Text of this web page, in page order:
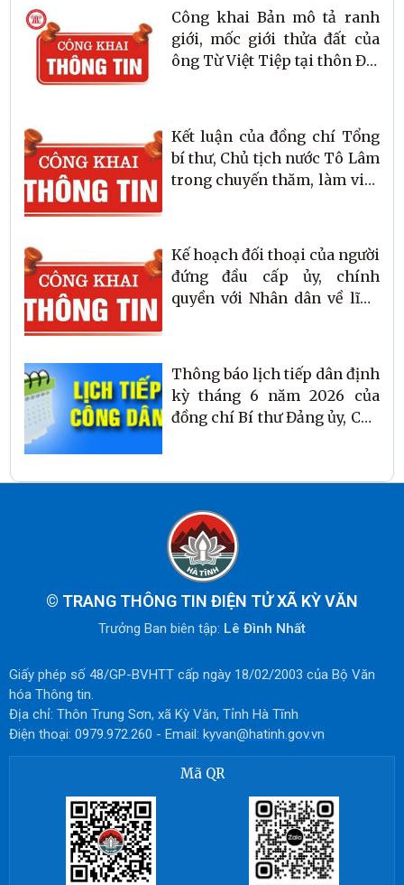
Công khai Bản mô tả ranh
giới, mốc giới thửa đất của
ông Từ Việt Tiệp tại thôn Đại
Kết luận của đồng chí Tổng
bí thư, Chủ tịch nước Tô Lâm
trong chuyến thăm, làm việc
Kế hoạch đối thoại của người
đứng đầu cấp ủy, chính
quyền với Nhân dân về lĩnh
Thông báo lịch tiếp dân định
kỳ tháng 6 năm 2026 của
đồng chí Bí thư Đảng ủy, Chủ
© TRANG THÔNG TIN ĐIỆN TỬ XÃ KỲ VĂN
Trưởng Ban biên tập: Lê Đình Nhất
Giấy phép số 48/GP-BVHTT cấp ngày 18/02/2003 của Bộ Văn
hóa Thông tin.
Địa chỉ: Thôn Trung Sơn, xã Kỳ Văn, Tỉnh Hà Tĩnh
Điện thoại: 0979.972.260 - Email: kyvan@hatinh.gov.vn
Mã QR